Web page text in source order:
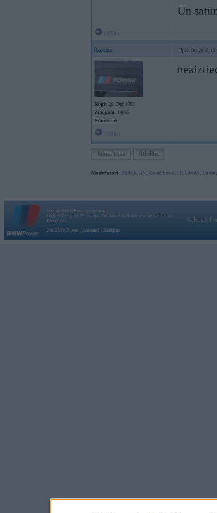
Un
Raicha 13. Oct 2006,
Kopš: 26. Dec 2002
Ziņojumi: 14865
Braucu ar:
Jauna tēma Atbildēt
Moderatori: 968-jk AV AiwaShuraLLP, GirtzB Lafter
Vortāls BMWPower.lv darbojas
kopš 2002. gada 14. maija. Tas nav auto klubs un nav saistīts ar
BMW AG.
Par BMWPower
Kontakti Reklāma
Galvena